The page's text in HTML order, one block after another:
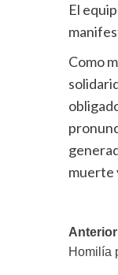
El
Como
muerte
de
Homilía